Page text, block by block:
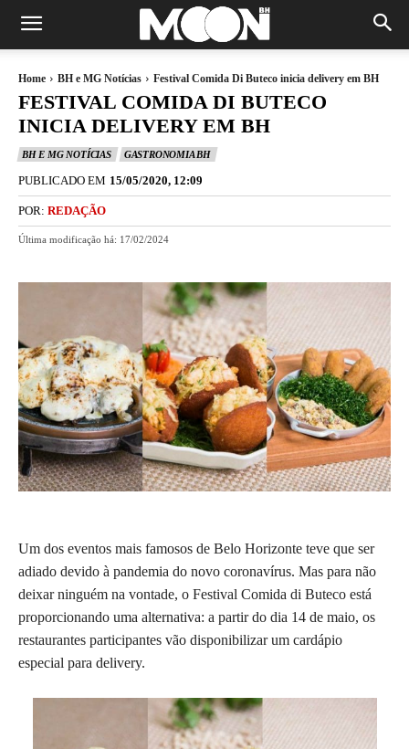
Home BH e MG Notícias Festival Comida Di Buteco inicia delivery em BH
FESTIVAL COMIDA DI BUTECO
INICIA DELIVERY EM BH
BH E MG NOTÍCIAS GASTRONOMIA BH
PUBLICADO EM 15/05/2020, 12:09
POR: REDAÇÃO
Última modificação há: 17/02/2024
Um dos eventos mais famosos de Belo Horizonte teve que ser
adiado devido à pandemia do novo coronavírus. Mas para não
deixar ninguém na vontade, o Festival Comida di Buteco está
proporcionando uma alternativa: a partir do dia 14 de maio, os
restaurantes participantes vão disponibilizar um cardápio
especial para delivery.